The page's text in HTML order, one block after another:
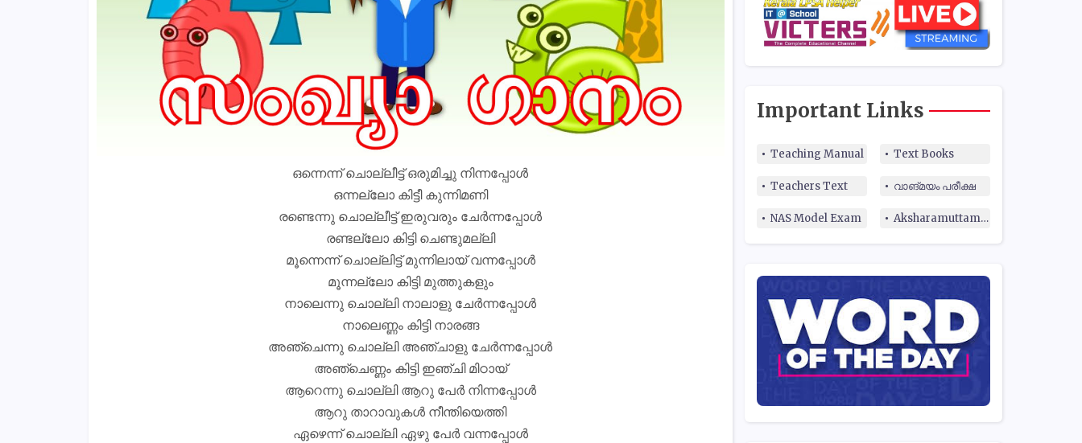
ഒന്നെന്ന് ചൊല്ലീട്ട് ഒരുമിച്ചു നിന്നപ്പോൾ
ഒന്നല്ലോ കിട്ടീ കുന്നിമണി
രണ്ടെന്നു ചൊല്ലീട്ട് ഇരുവരും ചേർന്നപ്പോൾ
രണ്ടല്ലോ കിട്ടി ചെണ്ടുമല്ലി
മൂന്നെന്ന് ചൊല്ലിട്ട് മുന്നിലായ് വന്നപ്പോൾ
മൂന്നല്ലോ കിട്ടി മുത്തുകളും
നാലെന്നു ചൊല്ലി നാലാളു ചേർന്നപ്പോൾ
നാലെണ്ണം കിട്ടി നാരങ്ങ
അഞ്ചെന്നു ചൊല്ലി അഞ്ചാളു ചേർന്നപ്പോൾ
അഞ്ചെണ്ണം കിട്ടി ഇഞ്ചി മിഠായ്
ആറെന്നു ചൊല്ലി ആറു പേർ നിന്നപ്പോൾ
ആറു താറാവുകൾ നീന്തിയെത്തി
ഏഴെന്ന് ചൊല്ലി ഏഴു പേർ വന്നപ്പോൾ
Important Links
Teaching Manual Text Books
Teachers Text വാങ്മയം പരീക്ഷ
NAS Model Exam Aksharamuttam Quiz